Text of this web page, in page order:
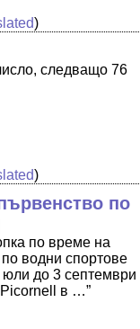
)
следващо 76
)
по
по време на
водни спортове
до 3 септември
в …”